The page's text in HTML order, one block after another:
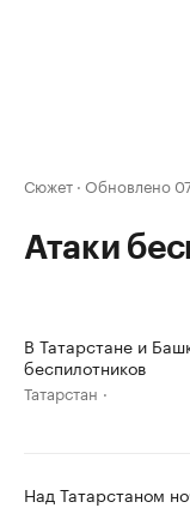
Сюжет · Обновлено
Атаки
В Татарстане и
беспилотников
Татарстан
Над Татарстаном